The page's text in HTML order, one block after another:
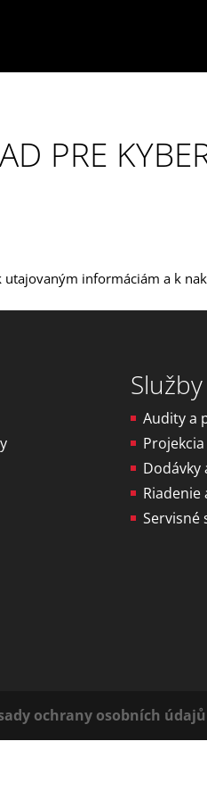
PRE
informáciám a k
Služby
Audity a
Dodávky
Riadenie
Servisné
ochrany osobních údajů